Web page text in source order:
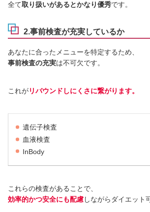
全て取り扱いがあるとかなり優秀です。
2.事前検査が充実しているか
あなたに合ったメニューを特定するため、
事前検査の充実は不可欠です。
これがリバウンドしにくさに繋がります。
遺伝子検査
血液検査
InBody
これらの検査があることで、
効率的かつ安全にも配慮しながらダイエット